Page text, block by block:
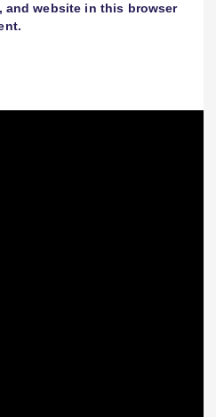
and website in this browser